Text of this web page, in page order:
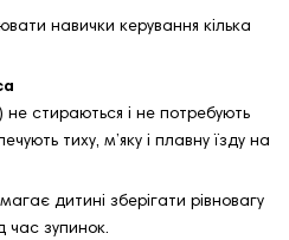
навички керування кілька
не стираються і не потребують
тиху, м’яку і плавну їзду на
дитині зберігати рівновагу
час зупинок.